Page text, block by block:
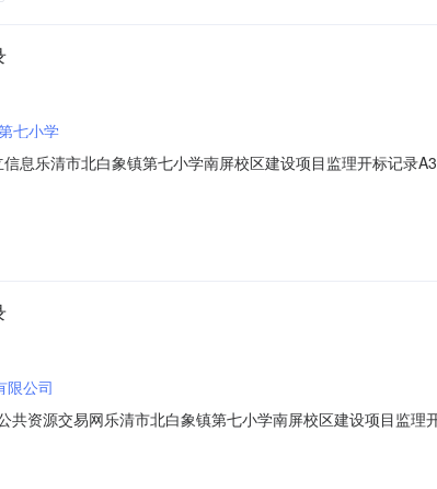
七小学
息乐清市北白象镇第七小学南屏校区建设项目监理开标记录
市北白象镇第七小学地址:浙江省乐清市北白象镇第七小学联
限公司
资源交易网乐清市北白象镇第七小学南屏校区建设项目监
:WedMay2413:49:50CST2023,投标人名称:温州中